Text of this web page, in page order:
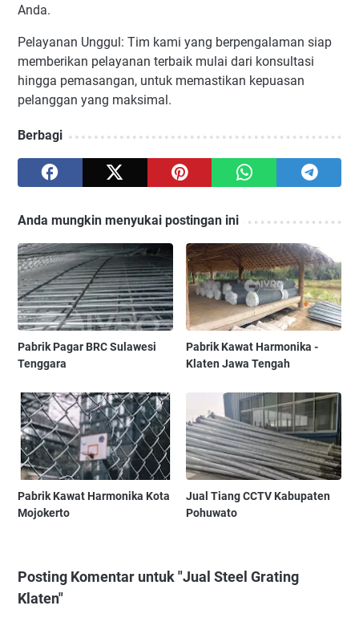
Anda.
Pelayanan Unggul: Tim kami yang berpengalaman siap
memberikan pelayanan terbaik mulai dari konsultasi
hingga pemasangan, untuk memastikan kepuasan
pelanggan yang maksimal.
Berbagi
Anda mungkin menyukai postingan ini
Pabrik Pagar BRC Sulawesi
Tenggara
Pabrik Kawat Harmonika -
Klaten Jawa Tengah
Pabrik Kawat Harmonika Kota
Mojokerto
Jual Tiang CCTV Kabupaten
Pohuwato
Posting Komentar untuk "Jual Steel Grating
Klaten"